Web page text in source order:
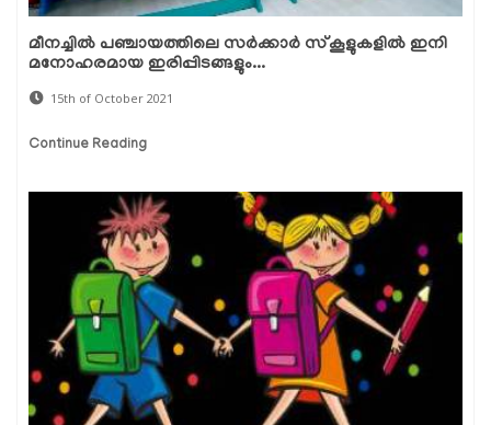
മീനച്ചില്‍ പഞ്ചായത്തിലെ സര്‍ക്കാര്‍ സ്‌കൂളുകളില്‍ ഇനി
മനോഹരമായ ഇരിപ്പിടങ്ങളും...
15th of October 2021
Continue Reading